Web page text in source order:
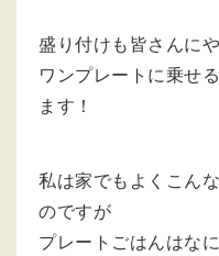
盛り付けも皆さんに
ワンプレートに乗せ
ます！
私は家でもよくこん
のですが
プレートごはんはな